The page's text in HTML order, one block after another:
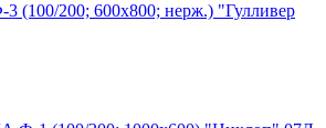
200; 600х800; нерж.) "Гулливер